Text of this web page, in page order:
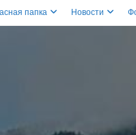
папка Новости